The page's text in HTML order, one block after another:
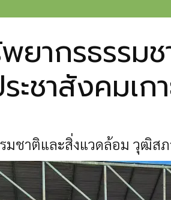
นการสร้างสรรค์สังคมด้วย การพัฒนาด้าน
ยากรธรร
ชาสังคมเก
มชาติและสิ่งแวดล้อม วุฒิส